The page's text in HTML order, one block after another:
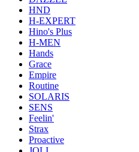
HND
H-EXPERT
Hino's Plus
H-MEN
Hands
Grace
Empire
Routine
SOLARIS
SENS
Feelin'
Strax
Proactive